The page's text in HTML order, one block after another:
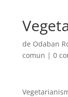
de Odaban
comun | 0